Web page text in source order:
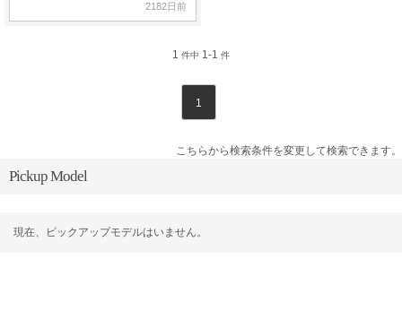
2182日前
1 件中 1-1 件
1
こちらから検索条件を変更して検索できます。
Pickup Model
現在、ピックアップモデルはいません。